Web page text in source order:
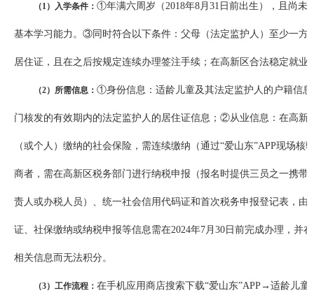
（1）入学条件： ①年满六周岁（2018年8月31日前出生），且尚
基本学习能力。③同时符合以下条件：父母（法定监护人）至少一方
居住证，且在之后按规定连续办理签注手续；在高新区合法稳定就业
（2）所需信息： ①身份信息：适龄儿童及其法定监护人的户籍信
门核发的有效期内的法定监护人的居住证信息；②从业信息：在高新
（或个人）缴纳的社会保险，需连续缴纳（通过“爱山东”APP现场
商者，需在高新区税务部门进行纳税申报（报名时提供三员之一携带
责人或办税人员）、统一社会信用代码证和首次税务申报登记表，由
证、社保缴纳或纳税申报等信息需在2024年7月30日前完成办理，并
相关信息而无法积分。
（3）工作流程： 在手机应用商店搜索下载“爱山东”APP→适龄儿